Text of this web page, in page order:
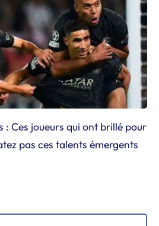
: Ces joueurs qui ont brillé pour
pas ces talents émergents